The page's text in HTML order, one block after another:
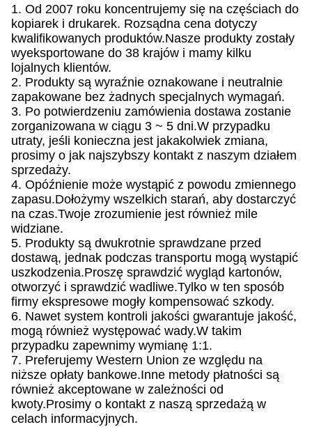
1. Od 2007 roku koncentrujemy się na częściach do
kopiarek i drukarek. Rozsądna cena dotyczy
kwalifikowanych produktów.Nasze produkty zostały
wyeksportowane do 38 krajów i mamy kilku
lojalnych klientów.
2. Produkty są wyraźnie oznakowane i neutralnie
zapakowane bez żadnych specjalnych wymagań.
3. Po potwierdzeniu zamówienia dostawa zostanie
zorganizowana w ciągu 3 ~ 5 dni.W przypadku
utraty, jeśli konieczna jest jakakolwiek zmiana,
prosimy o jak najszybszy kontakt z naszym działem
sprzedaży.
4. Opóźnienie może wystąpić z powodu zmiennego
zapasu.Dołożymy wszelkich starań, aby dostarczyć
na czas.Twoje zrozumienie jest również mile
widziane.
5. Produkty są dwukrotnie sprawdzane przed
dostawą, jednak podczas transportu mogą wystąpić
uszkodzenia.Proszę sprawdzić wygląd kartonów,
otworzyć i sprawdzić wadliwe.Tylko w ten sposób
firmy ekspresowe mogły kompensować szkody.
6. Nawet system kontroli jakości gwarantuje jakość,
mogą również występować wady.W takim
przypadku zapewnimy wymianę 1:1.
7. Preferujemy Western Union ze względu na
niższe opłaty bankowe.Inne metody płatności są
również akceptowane w zależności od
kwoty.Prosimy o kontakt z naszą sprzedażą w
celach informacyjnych.